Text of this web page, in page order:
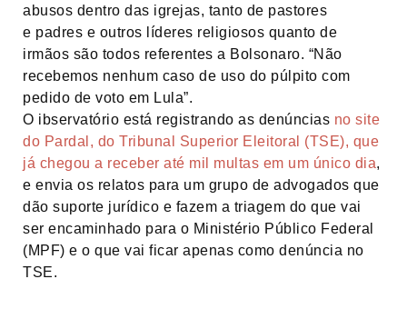
abusos dentro das igrejas, tanto de pastores
e padres e outros líderes religiosos quanto de
irmãos são todos referentes a Bolsonaro. “Não
recebemos nenhum caso de uso do púlpito com
pedido de voto em Lula”.
O ibservatório está registrando as denúncias no site
do Pardal, do Tribunal Superior Eleitoral (TSE), que
já chegou a receber até mil multas em um único dia,
e envia os relatos para um grupo de advogados que
dão suporte jurídico e fazem a triagem do que vai
ser encaminhado para o Ministério Público Federal
(MPF) e o que vai ficar apenas como denúncia no
TSE.